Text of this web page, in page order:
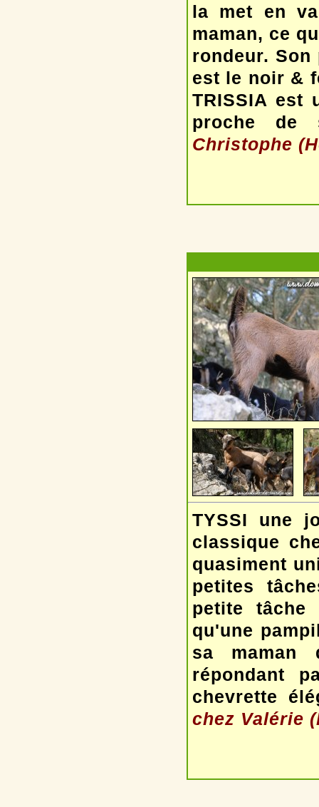
la met en
maman, ce
rondeur.
est le noir &
TRISSIA est
proche de
Christophe
TYSSI une
classique
quasiment
petites
petite
qu'une
sa maman
répondant
chevrette
chez Valérie